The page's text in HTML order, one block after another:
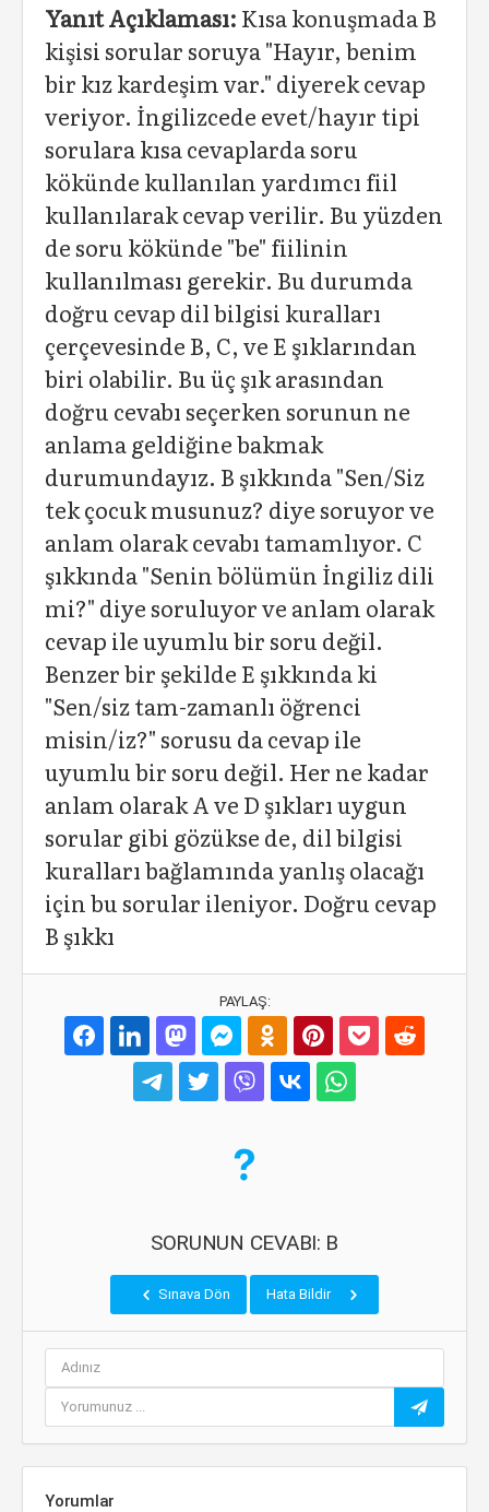
Yanıt Açıklaması: Kısa konuşmada B
kişisi sorular soruya "Hayır, benim
bir kız kardeşim var." diyerek cevap
veriyor. İngilizcede evet/hayır tipi
sorulara kısa cevaplarda soru
kökünde kullanılan yardımcı fiil
kullanılarak cevap verilir. Bu yüzden
de soru kökünde "be" fiilinin
kullanılması gerekir. Bu durumda
doğru cevap dil bilgisi kuralları
çerçevesinde B, C, ve E şıklarından
biri olabilir. Bu üç şık arasından
doğru cevabı seçerken sorunun ne
anlama geldiğine bakmak
durumundayız. B şıkkında "Sen/Siz
tek çocuk musunuz? diye soruyor ve
anlam olarak cevabı tamamlıyor. C
şıkkında "Senin bölümün İngiliz dili
mi?" diye soruluyor ve anlam olarak
cevap ile uyumlu bir soru değil.
Benzer bir şekilde E şıkkında ki
"Sen/siz tam-zamanlı öğrenci
misin/iz?" sorusu da cevap ile
uyumlu bir soru değil. Her ne kadar
anlam olarak A ve D şıkları uygun
sorular gibi gözükse de, dil bilgisi
kuralları bağlamında yanlış olacağı
için bu sorular ileniyor. Doğru cevap
B şıkkı
PAYLAŞ:
SORUNUN CEVABI: B
Sınava Dön Hata Bildir
Yorumlar